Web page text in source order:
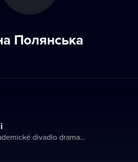
Полянська
Akademické divadlo dramatu Lesji Ukrajinky